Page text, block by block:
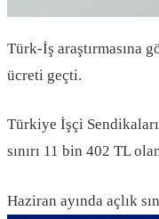
Türk-İş araştırmasına
ücreti geçti.
Türkiye İşçi
sınırı 11 bin 402 TL
Haziran ayında açlık